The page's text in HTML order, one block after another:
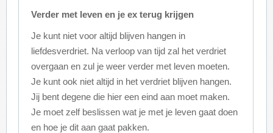
Verder met leven en je ex terug krijgen
Je kunt niet voor altijd blijven hangen in
liefdesverdriet. Na verloop van tijd zal het verdriet
overgaan en zul je weer verder met leven moeten.
Je kunt ook niet altijd in het verdriet blijven hangen.
Jij bent degene die hier een eind aan moet maken.
Je moet zelf beslissen wat je met je leven gaat doen
en hoe je dit aan gaat pakken.